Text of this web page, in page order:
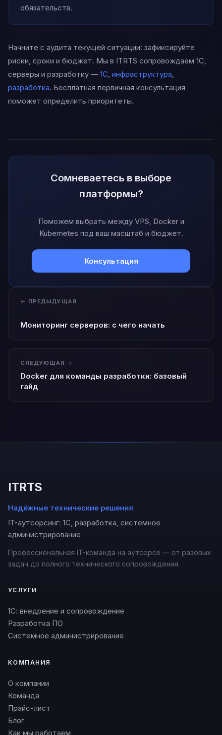
обязательств.
Начните с аудита текущей ситуации: зафиксируйте
риски, сроки и бюджет. Мы в ITRTS сопровождаем 1С,
серверы и разработку — 1С инфраструктура
разработка. Бесплатная первичная консультация
поможет определить приоритеты.
Сомневаетесь в выборе
платформы?
Поможем выбрать между VPS, Docker и
Kubernetes под ваш масштаб и бюджет.
Консультация
ПРЕДЫДУЩАЯ
Мониторинг серверов: с чего начать
СЛЕДУЮЩАЯ
Docker для команды разработки: базовый
гайд
ITRTS
Надёжные технические решения
IT-аутсорсинг: 1С, разработка, системное
администрирование
Профессиональная IT-команда на аутсорсе — от разовых
задач до полного технического сопровождения.
УСЛУГИ
1С: внедрение и сопровождение
Разработка ПО
Системное администрирование
КОМПАНИЯ
О компании
Команда
Прайс-лист
Блог
Как мы работаем